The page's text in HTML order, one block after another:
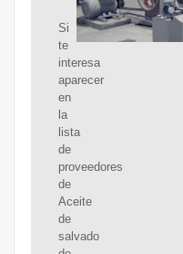
Si
te
interesa
aparecer
en
la
lista
de
proveedores
de
Aceite
de
salvado